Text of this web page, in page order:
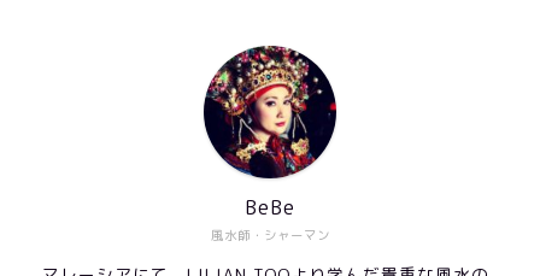
風水師・シャーマン
BeBe